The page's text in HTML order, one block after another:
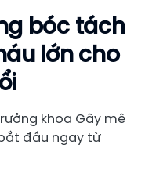
bóc tách
lớn cho
khoa Gây mê
đầu ngay từ